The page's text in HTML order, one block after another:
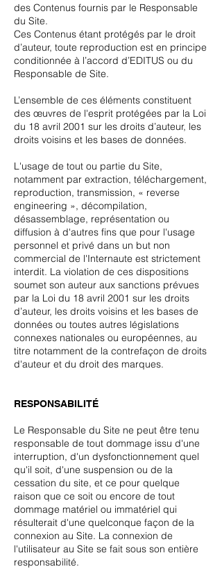
des Contenus fournis par le Responsable
du Site.
Ces Contenus étant protégés par le droit
d’auteur, toute reproduction est en principe
conditionnée à l’accord d’EDITUS ou du
Responsable de Site.
L’ensemble de ces éléments constituent
des œuvres de l'esprit protégées par la Loi
du 18 avril 2001 sur les droits d’auteur, les
droits voisins et les bases de données.
L'usage de tout ou partie du Site,
notamment par extraction, téléchargement,
reproduction, transmission, « reverse
engineering », décompilation,
désassemblage, représentation ou
diffusion à d'autres fins que pour l'usage
personnel et privé dans un but non
commercial de l'Internaute est strictement
interdit. La violation de ces dispositions
soumet son auteur aux sanctions prévues
par la Loi du 18 avril 2001 sur les droits
d’auteur, les droits voisins et les bases de
données ou toutes autres législations
connexes nationales ou européennes, au
titre notamment de la contrefaçon de droits
d'auteur et du droit des marques.
RESPONSABILITÉ
Le Responsable du Site ne peut être tenu
responsable de tout dommage issu d'une
interruption, d'un dysfonctionnement quel
qu'il soit, d'une suspension ou de la
cessation du site, et ce pour quelque
raison que ce soit ou encore de tout
dommage matériel ou immatériel qui
résulterait d'une quelconque façon de la
connexion au Site. La connexion de
l'utilisateur au Site se fait sous son entière
responsabilité.